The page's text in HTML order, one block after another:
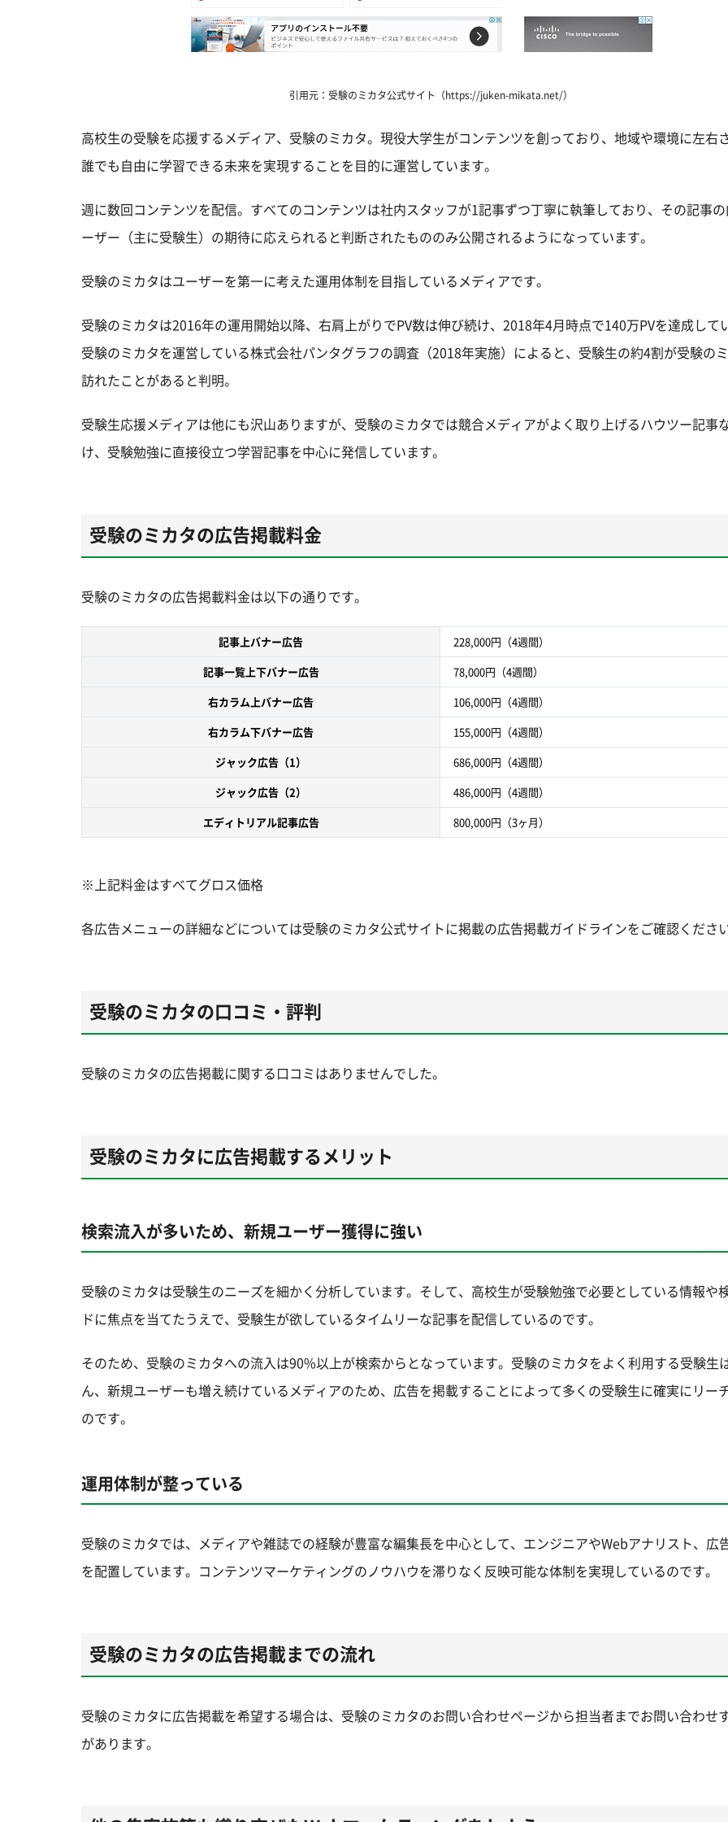
引用元：受験のミカタ公式サイト（https://juken-mikata.net/）
高校生の受験を応援するメディア、受験のミカタ。現役大学生がコンテンツを創っており、地域や環境に左右
誰でも自由に学習できる未来を実現することを目的に運営しています。
週に数回コンテンツを配信。すべてのコンテンツは社内スタッフが1記事ずつ丁寧に執筆しており、その記事
ーザー（主に受験生）の期待に応えられると判断されたもののみ公開されるようになっています。
受験のミカタはユーザーを第一に考えた運用体制を目指しているメディアです。
受験のミカタは2016年の運用開始以降、右肩上がりでPV数は伸び続け、2018年4月時点で140万PVを達成して
受験のミカタを運営している株式会社パンタグラフの調査（2018年実施）によると、受験生の約4割が受験の
訪れたことがあると判明。
受験生応援メディアは他にも沢山ありますが、受験のミカタでは競合メディアがよく取り上げるハウツー記事
け、受験勉強に直接役立つ学習記事を中心に発信しています。
受験のミカタの広告掲載料金
受験のミカタの広告掲載料金は以下の通りです。
記事上バナー広告
228,000円（4週間）
記事一覧上下バナー広告
78,000円（4週間）
右カラム上バナー広告
106,000円（4週間）
右カラム下バナー広告
155,000円（4週間）
ジャック広告（1）
686,000円（4週間）
ジャック広告（2）
486,000円（4週間）
エディトリアル記事広告
800,000円（3ヶ月）
※上記料金はすべてグロス価格
各広告メニューの詳細などについては受験のミカタ公式サイトに掲載の広告掲載ガイドラインをご確認くださ
受験のミカタの口コミ・評判
受験のミカタの広告掲載に関する口コミはありませんでした。
受験のミカタに広告掲載するメリット
検索流入が多いため、新規ユーザー獲得に強い
受験のミカタは受験生のニーズを細かく分析しています。そして、高校生が受験勉強で必要としている情報や
ドに焦点を当てたうえで、受験生が欲しているタイムリーな記事を配信しているのです。
そのため、受験のミカタへの流入は90%以上が検索からとなっています。受験のミカタをよく利用する受験生
ん、新規ユーザーも増え続けているメディアのため、広告を掲載することによって多くの受験生に確実にリー
のです。
運用体制が整っている
受験のミカタでは、メディアや雑誌での経験が豊富な編集長を中心として、エンジニアやWebアナリスト、広
を配置しています。コンテンツマーケティングのノウハウを滞りなく反映可能な体制を実現しているのです。
受験のミカタの広告掲載までの流れ
受験のミカタに広告掲載を希望する場合は、受験のミカタのお問い合わせページから担当者までお問い合わせ
があります。